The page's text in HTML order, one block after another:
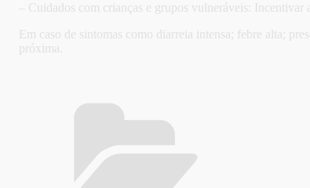
– Cuidados com crianças e grupos vulneráveis:
Em caso de sintomas como diarreia intensa; febre alta;
próxima.